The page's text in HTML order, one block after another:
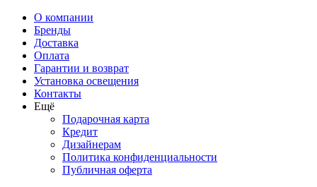
О компании
Бренды
Доставка
Оплата
Гарантии и возврат
Установка освещения
Контакты
Ещё
Подарочная карта
Кредит
Дизайнерам
Политика конфиденциальности
Публичная оферта